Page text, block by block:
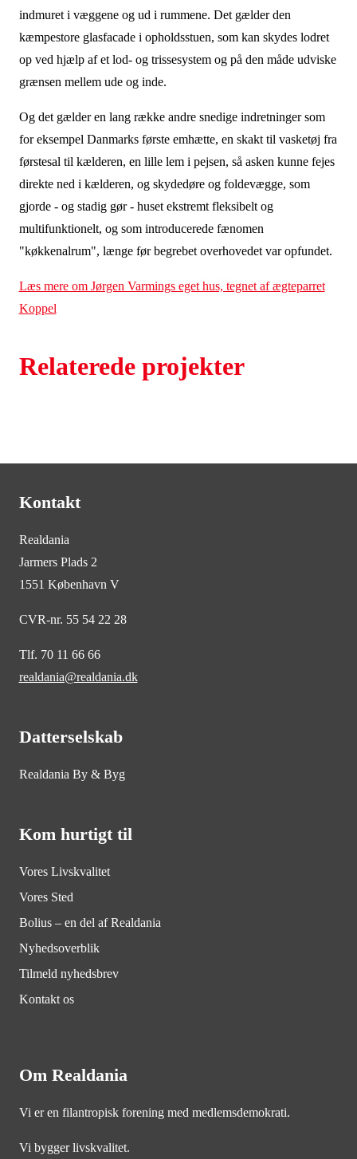
indmuret i væggene og ud i rummene. Det gælder den
kæmpestore glasfacade i opholdsstuen, som kan skydes lodret
op ved hjælp af et lod- og trissesystem og på den måde udviske
grænsen mellem ude og inde.
Og det gælder en lang række andre snedige indretninger som
for eksempel Danmarks første emhætte, en skakt til vasketøj fra
førstesal til kælderen, en lille lem i pejsen, så asken kunne fejes
direkte ned i kælderen, og skydedøre og foldevægge, som
gjorde - og stadig gør - huset ekstremt fleksibelt og
multifunktionelt, og som introducerede fænomen
"køkkenalrum", længe før begrebet overhovedet var opfundet.
Læs mere om Jørgen Varmings eget hus, tegnet af ægteparret
Koppel
Relaterede projekter
Kontakt
Realdania
Jarmers Plads 2
1551 København V
CVR-nr. 55 54 22 28
Tlf. 70 11 66 66
realdania@realdania.dk
Datterselskab
Realdania By & Byg
Kom hurtigt til
Vores Livskvalitet
Vores Sted
Bolius – en del af Realdania
Nyhedsoverblik
Tilmeld nyhedsbrev
Kontakt os
Om Realdania
Vi er en filantropisk forening med medlemsdemokrati.
Vi bygger livskvalitet.